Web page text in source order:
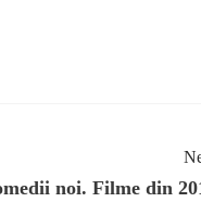
noi. Filme din